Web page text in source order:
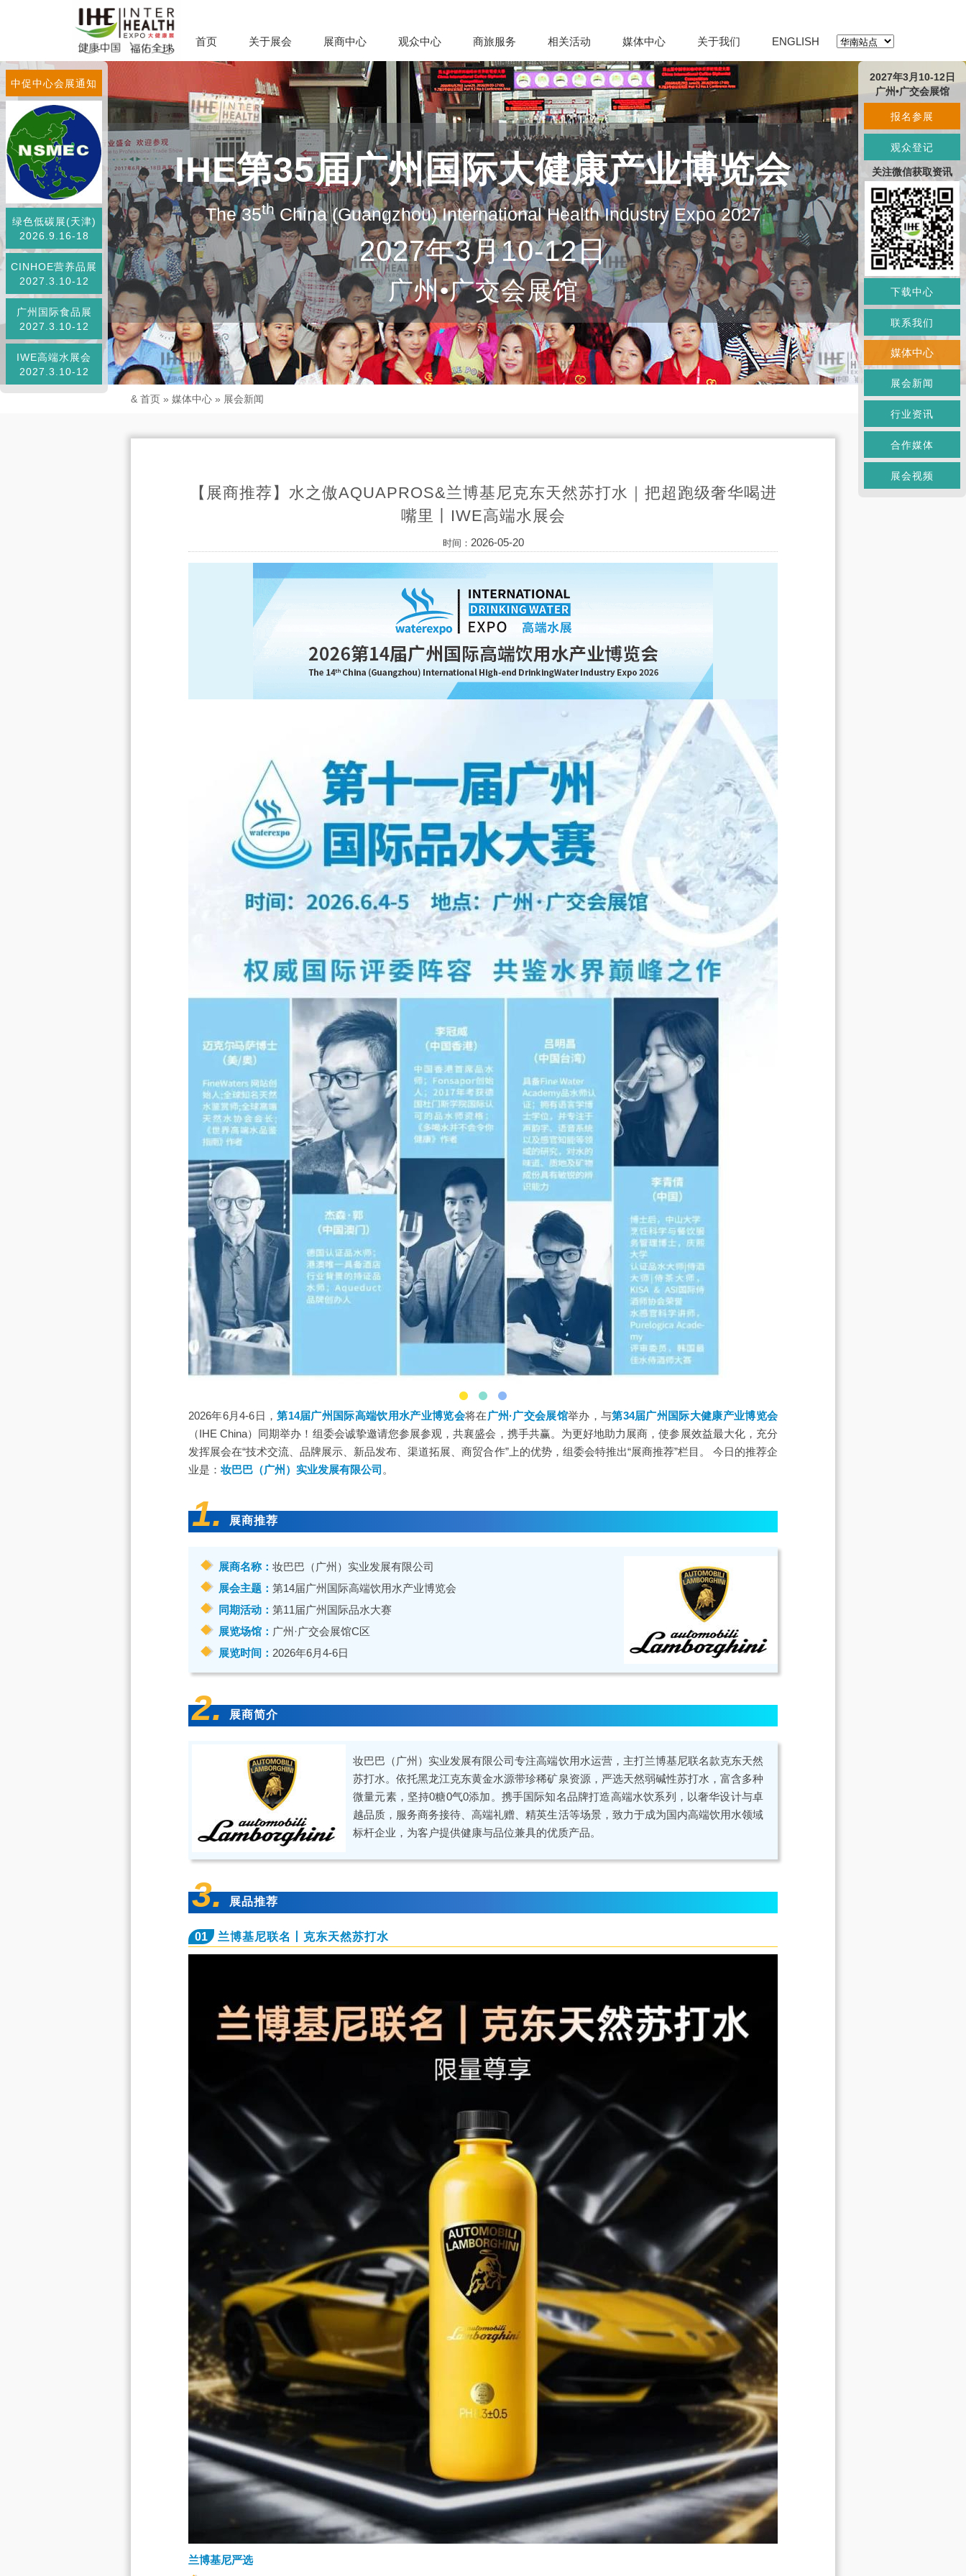
首页 关于展会 展商中心 观众中心 商旅服务 相关活动 媒体中心 关于我们 ENGLISH
IHE第35届广州国际大健康产业博览会
The 35thChina (Guangzhou) International Health Industry Expo 2027
2027年3月10-12日
广州•广交会展馆
中促中心会展通知
绿色低碳展(天津)
2026.9.16-18
CINHOE营养品展
2027.3.10-12
广州国际食品展
2027.3.10-12
IWE高端水展会
2027.3.10-12
& 首页 » 媒体中心 » 展会新闻
【展商推荐】水之傲AQUAPROS&兰博基尼克东天然苏打水｜把超跑级奢华喝进
嘴里丨IWE高端水展会
时间： 2026-05-20
2026年6月4-6日，第14届广州国际高端饮用水产业博览会将在广州·广交会展馆举办，与第34届广州国际大健康产业博览会
（IHE China） 同期举办！组委会诚挚邀请您参展参观，共襄盛会，携手共赢。为更好地助力展商，使参展效益最大化，充分
发挥展会在“技术交流、品牌展示、新品发布、渠道拓展、商贸合作”上的优势，组委会特推出“展商推荐”栏目。 今日的推荐企
业是： 妆巴巴（广州）实业发展有限公司 。
1. 展商推荐
展商名称： 妆巴巴（广州）实业发展有限公司
展会主题： 第14届广州国际高端饮用水产业博览会
同期活动： 第11届广州国际品水大赛
展览场馆： 广州·广交会展馆C区
展览时间： 2026年6月4-6日
2. 展商简介
妆巴巴（广州）实业发展有限公司专注高端饮用水运营，主打兰博基尼联名款克东天然
苏打水。依托黑龙江克东黄金水源带珍稀矿泉资源，严选天然弱碱性苏打水，富含多种
微量元素，坚持0糖0气0添加。携手国际知名品牌打造高端水饮系列，以奢华设计与卓
越品质，服务商务接待、高端礼赠、精英生活等场景，致力于成为国内高端饮用水领域
标杆企业，为客户提供健康与品位兼具的优质产品。
3. 展品推荐
01 兰博基尼联名丨克东天然苏打水
兰博基尼严选
2027年3月10-12日
广州•广交会展馆
报名参展
观众登记
关注微信获取资讯
下载中心
联系我们
媒体中心
展会新闻
行业资讯
合作媒体
展会视频